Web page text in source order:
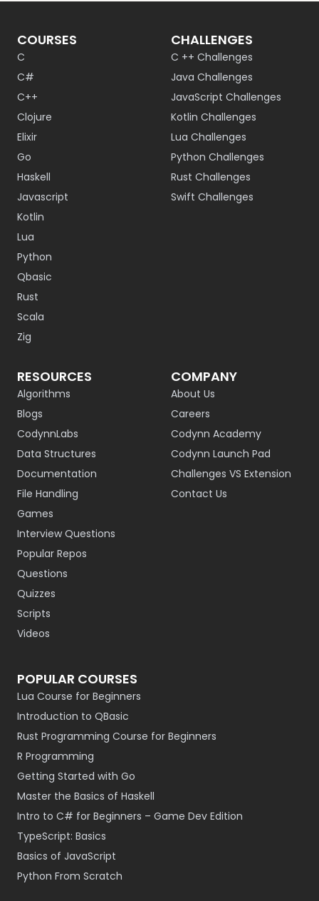
COURSES
C
C#
C++
Clojure
Elixir
Go
Haskell
Javascript
Kotlin
Lua
Python
Qbasic
Rust
Scala
Zig
CHALLENGES
C ++ Challenges
Java Challenges
JavaScript Challenges
Kotlin Challenges
Lua Challenges
Python Challenges
Rust Challenges
Swift Challenges
RESOURCES
Algorithms
Blogs
CodynnLabs
Data Structures
Documentation
File Handling
Games
Interview Questions
Popular Repos
Questions
Quizzes
Scripts
Videos
COMPANY
About Us
Careers
Codynn Academy
Codynn Launch Pad
Challenges VS Extension
Contact Us
POPULAR COURSES
Lua Course for Beginners
Introduction to QBasic
Rust Programming Course for Beginners
R Programming
Getting Started with Go
Master the Basics of Haskell
Intro to C# for Beginners – Game Dev Edition
TypeScript: Basics
Basics of JavaScript
Python From Scratch